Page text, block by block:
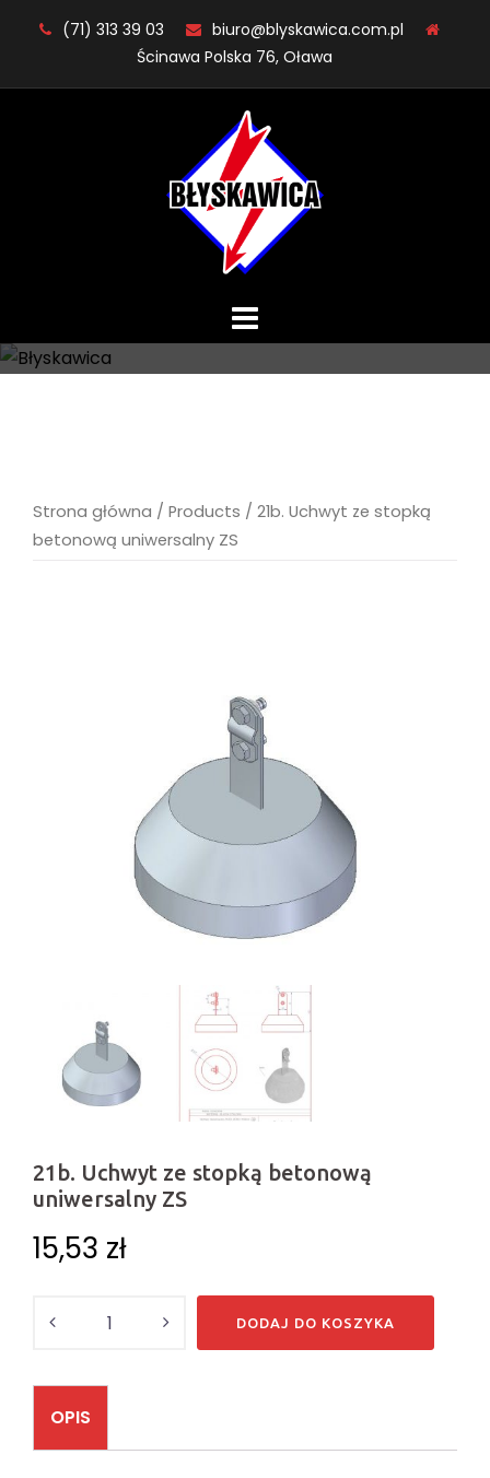
(71) 313 39 03
biuro@blyskawica.com.pl
Ścinawa Polska 76, Oława
Strona główna / Products / 21b. Uchwyt ze stopką
betonową uniwersalny ZS
21b. Uchwyt ze stopką betonową
uniwersalny ZS
15,53 zł
DODAJ DO KOSZYKA
OPIS